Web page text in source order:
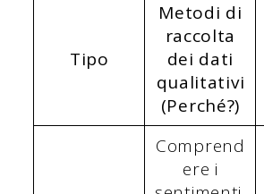
Tipo
Metodi di
raccolta
dei dati
qualitativi
(Perché?)
Comprend
ere i